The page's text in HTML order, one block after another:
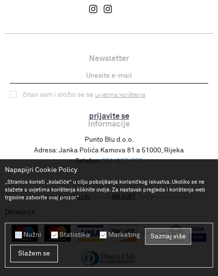
Newsletter
prijavite se
čitao sam i složio se sa uvjetima korištenja
Informacije
Punto Blu d.o.o.
Adresa: Janka Polića Kamova 81 a 51000, Rijeka
Telefon: 051/627-772
©2026www.napapijri.hr NB SOFT
Napapijri Cookie Policy
„Stranica koristi „kolačiće“ u cilju poboljšanja korisničkog iskustva. Ukoliko se ne
slažete s uvjetima korištenja kliknite ovdje. Za nastavak pregleda i korištenja web
trgovine zatvorite ovaj prozor.“
Detaljnije
Nužni Statistika Marketing Saznaj više
Slažem se